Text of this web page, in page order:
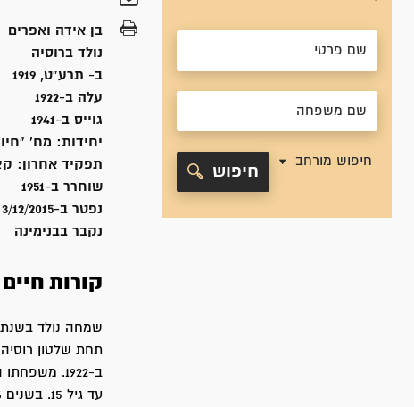
חיפוש מורחב
חיפוש
בן אידה ואפרים
נולד ברוסיה
ב- תרע"ט, 1919
עלה ב-1922
גוייס ב-1941
יחידות: מח'
תפקיד אחרון:
שוחרר ב-1951
נפטר ב-3/12/2015
נקבר בבנימינה
קורות חיים
תחת שלטון